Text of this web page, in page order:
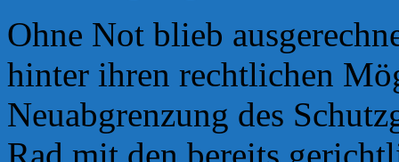
Ohne Not blieb
hinter ihren rechtlichen
Neuabgrenzung des
Rad mit den bereits